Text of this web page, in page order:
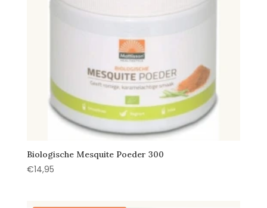
Biologische Mesquite Poeder 300
€14,95